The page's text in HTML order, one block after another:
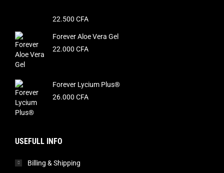
22.500 CFA
Forever Aloe Vera Gel
22.000 CFA
Forever Lycium Plus®
26.000 CFA
USEFULL INFO
Billing & Shipping